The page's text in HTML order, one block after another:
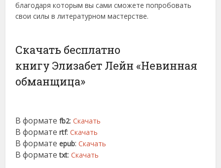
благодаря которым вы сами сможете попробовать
свои силы в литературном мастерстве.
Скачать бесплатно
книгу Элизабет Лейн «Невинная
обманщица»
В форматеfb2:Скачать
В форматеrtf:Скачать
В форматеepub:Скачать
В форматеtxt:Скачать